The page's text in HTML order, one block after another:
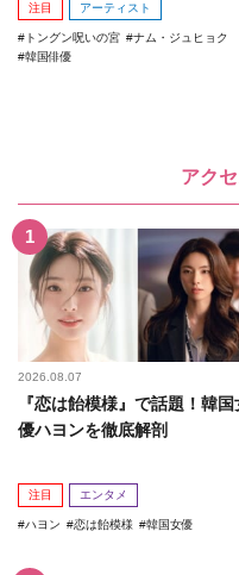
注目 アーティスト
トングン呪いの宮
ナム・ジュヒョク
韓国俳優
アク
2026.08.07
『恋は飴模様』で話題！韓国
優ハヨンを徹底解剖
注目 エンタメ
ハヨン 恋は飴模様 韓国女優